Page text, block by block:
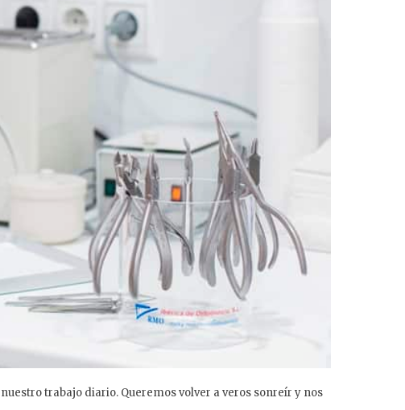
trabajo diario. Queremos volver a veros sonreír y nos